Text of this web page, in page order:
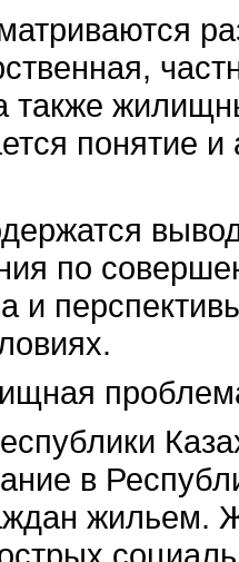
также
понятие
по
и
в
жильем.